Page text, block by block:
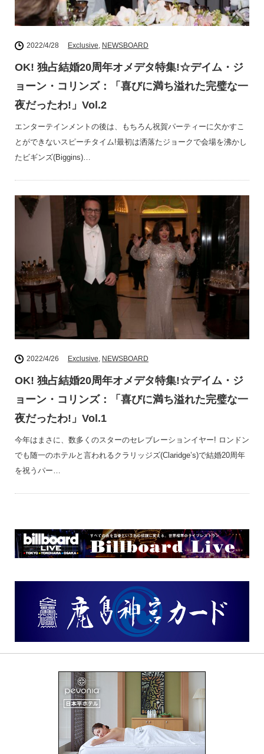
2022/4/28 Exclusive, NEWSBOARD
OK! 独占結婚20周年オメデタ特集!☆デイム・ジ
ョーン・コリンズ：「喜びに満ち溢れた完璧な一
夜だったわ!」Vol.2
エンターテインメントの後は、もちろん祝賀パーティーに欠かすこ
とができないスピーチタイム!最初は洒落たジョークで会場を沸かし
たビギンズ(Biggins)…
2022/4/26 Exclusive, NEWSBOARD
OK! 独占結婚20周年オメデタ特集!☆デイム・ジ
ョーン・コリンズ：「喜びに満ち溢れた完璧な一
夜だったわ!」Vol.1
今年はまさに、数多くのスターのセレブレーションイヤー! ロンドン
でも随一のホテルと言われるクラリッジズ(Claridge’s)で結婚20周年
を祝うパー…